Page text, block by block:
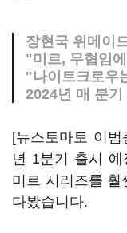
장현국 위메이
"미르, 무협임
"나이트크로우
2024년 매 분
[뉴스토마토 이범
년 1분기 출시
미르 시리즈를 훨
다봤습니다.